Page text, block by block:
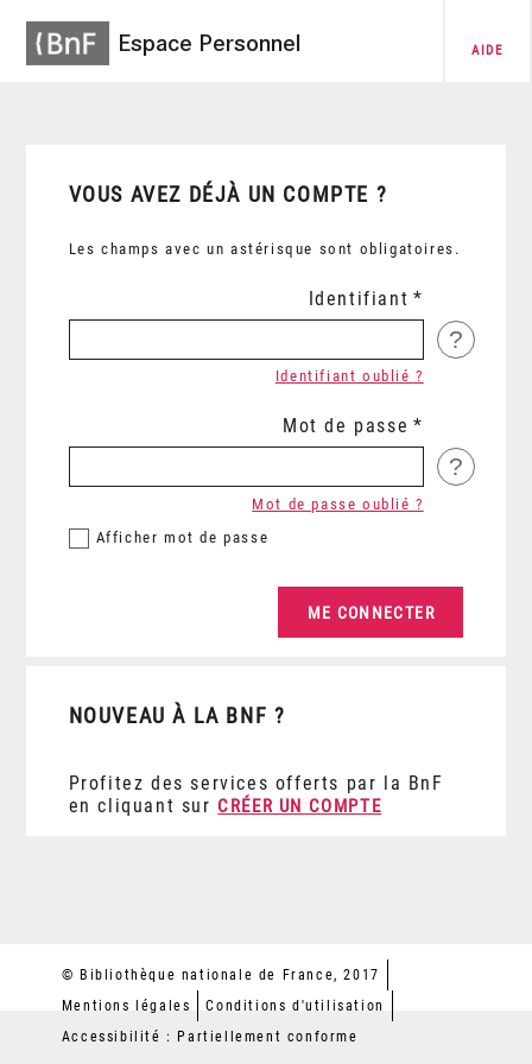
Espace Personnel AIDE
VOUS AVEZ DÉJÀ UN COMPTE ?
Les champs avec un astérisque sont obligatoires.
Identifiant
?
Identifiant oublié ?
Mot de passe
?
Afficher mot de passe
Mot de passe oublié ?
NOUVEAU À LA BNF ?
Profitez des services offerts par la BnF
en cliquant sur CRÉER UN COMPTE
© Bibliothèque nationale de France, 2017
Mentions légales
Conditions d'utilisation
Accessibilité : Partiellement conforme